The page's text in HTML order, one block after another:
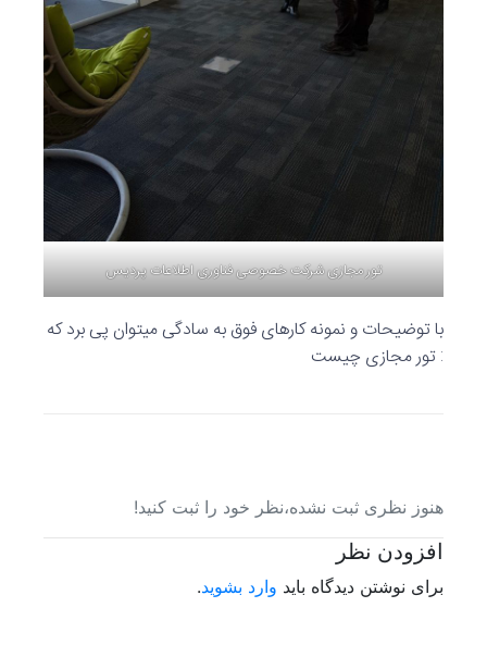
تور مجازی شرکت خصوصی فناوری اطلاعات پردیس
با توضیحات و نمونه کارهای فوق به سادگی میتوان پی برد که
: تور مجازی چیست
هنوز نظری ثبت نشده،نظر خود را ثبت کنید!
افزودن نظر
برای نوشتن دیدگاه باید وارد بشوید.